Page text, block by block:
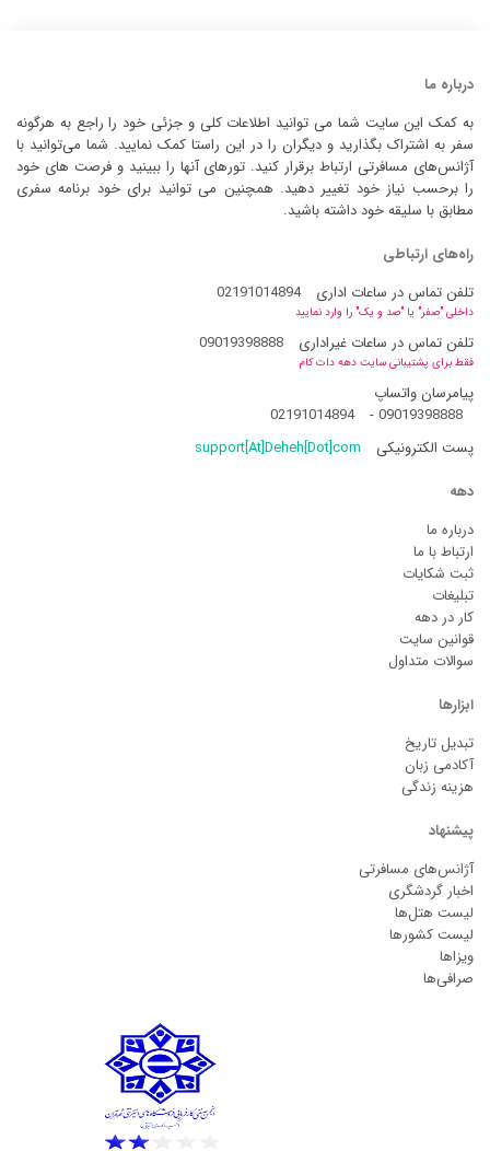
درباره ما
به کمک این سایت شما می توانید اطلاعات کلی و جزئی خود را راجع به هرگونه
سفر به اشتراک بگذارید و دیگران را در این راستا کمک نمایید. شما می‌توانید با
آژانس‌های مسافرتی ارتباط برقرار کنید. تورهای آنها را ببینید و فرصت های خود
را برحسب نیاز خود تغییر دهید. همچنین می توانید برای خود برنامه سفری
مطابق با سلیقه خود داشته باشید.
راه‌های ارتباطی
تلفن تماس در ساعات اداری
02191014894
داخلی "صفر" یا "صد و یک" را وارد نمایید
تلفن تماس در ساعات غیراداری 09019398888
فقط برای پشتیبانی سایت دهه دات کام
پیامرسان واتساپ
09019398888
-
02191014894
پست الکترونیکی
support[At]Deheh[Dot]com
دهه
درباره ما
ارتباط با ما
ثبت شکایات
تبلیغات
کار در دهه
قوانین سایت
سوالات متداول
ابزارها
تبدیل تاریخ
آکادمی زبان
هزینه زندگی
پیشنهاد
آژانس‌های مسافرتی
اخبار گردشگری
لیست هتل‌ها
لیست کشورها
ویزاها
صرافی‌ها